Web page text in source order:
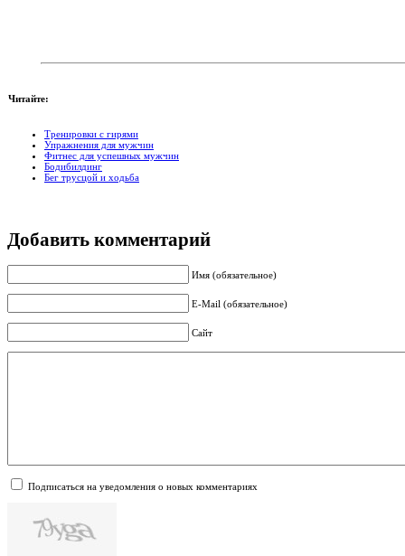
Читайте:
Тренировки с гирями
Упражнения для мужчин
Фитнес для успешных мужчин
Бодибилдинг
Бег трусцой и ходьба
Добавить комментарий
Имя (обязательное)
E-Mail (обязательное)
Сайт
Подписаться на уведомления о новых комментариях